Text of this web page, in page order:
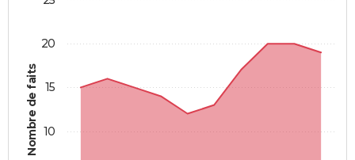
Nombre de faits 10
15
20